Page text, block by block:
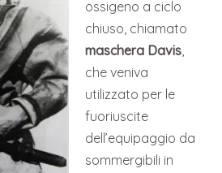
ossigeno a ciclo
chiuso, chiamato
maschera Davis,
che veniva
utilizzato per le
fuoriuscite
dell’equipaggio da
sommergibili in